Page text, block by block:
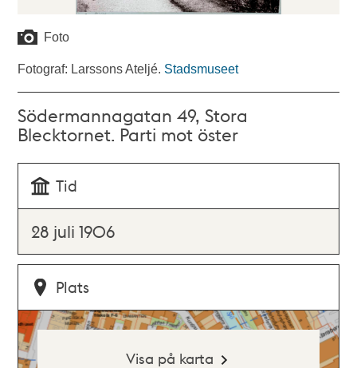
Foto
Fotograf: Larssons Ateljé. Stadsmuseet
Södermannagatan 49, Stora
Blecktornet. Parti mot öster
Tid
28 juli 1906
Plats
Visa på karta